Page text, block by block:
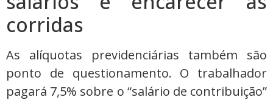
corridas
As alíquotas previdenciárias também são
ponto de questionamento. O trabalhador
pagará 7,5% sobre o “salário de contribuição”